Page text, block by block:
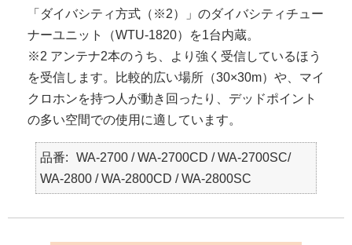
「ダイバシティ方式（※2）」のダイバシティチュー
ナーユニット（WTU-1820）を1台内蔵。
※2 アンテナ2本のうち、より強く受信しているほう
を受信します。比較的広い場所（30×30m）や、マイ
クロホンを持つ人が動き回ったり、デッドポイント
の多い空間での使用に適しています。
品番
WA-2700 / WA-2700CD / WA-2700SC/
WA-2800 / WA-2800CD / WA-2800SC